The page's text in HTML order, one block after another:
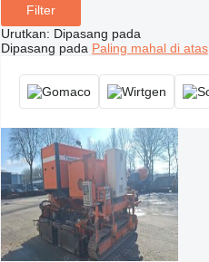
Filter
Urutkan: Dipasang pada
Dipasang pada Paling mahal di atas